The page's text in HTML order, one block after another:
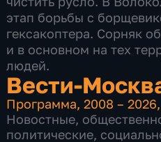
этап борьбы с
гексакоптера. Сорняк
и в основном на тех
людей.
Вести-
Программа,2008 – 2026,
Новостные,
политические,